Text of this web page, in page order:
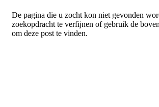
De pagina die u zocht kon niet gevonden
zoekopdracht te verfijnen of gebruik de
om deze post te vinden.